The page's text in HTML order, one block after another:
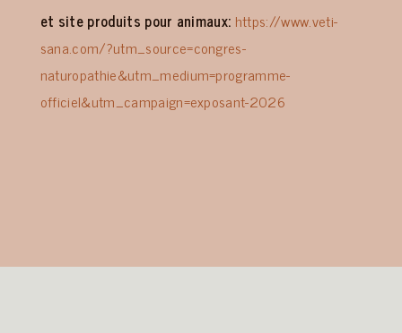
et site produits pour animaux: https://www.veti-
sana.com/?utm_source=congres-
naturopathie&utm_medium=programme-
officiel&utm_campaign=exposant-2026